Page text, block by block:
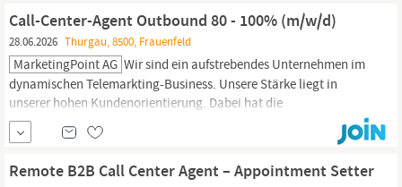
Call-Center-Agent Outbound 80 - 100% (m/w/d)
28.06.2026 Thurgau, 8500, Frauenfeld
MarketingPoint AG Wir sind ein aufstrebendes Unternehmen im
dynamischen Telemarkting-Business. Unsere Stärke liegt in
unserer hohen Kundenorientierung. Dabei hat die
Kontaktqualität Priorität. Zur Verstärkung unseres engagierten
Outbound-Teams suchen wir per sofort oder nach Vereinbarung
Center-Agentinnen
Remote B2B Call Center Agent – Appointment Setter